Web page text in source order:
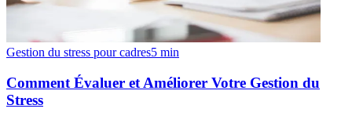
Gestion du stress pour cadres5 min
Comment Évaluer et Améliorer Votre Gestion du
Stress